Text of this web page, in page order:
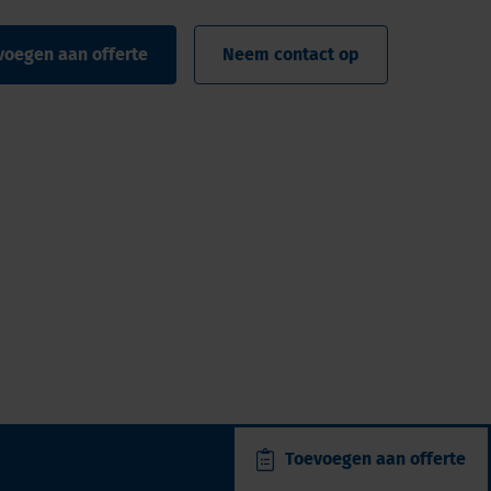
aan offerte Neem contact op
Toevoegen aan offerte